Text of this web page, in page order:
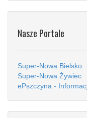
Nasze Portale
Super-Nowa Bielsko
Super-Nowa Żywiec
ePszczyna -